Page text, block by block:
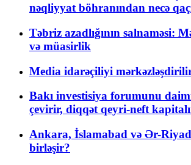
nəqliyyat böhranından necə
Təbriz azadlığının salnaməsi:
və müasirlik
Media idarəçiliyi
Bakı investisiya forumunu
çevirir, diqqət qeyri-neft
Ankara, İslamabad və Ər-Riyad
birləşir?